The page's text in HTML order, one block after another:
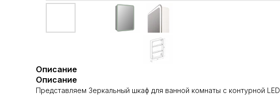
Описание
Описание
Представляем Зеркальный шкаф для ванной комнаты с контурной LED